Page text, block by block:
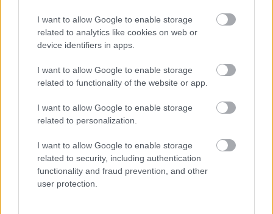
I want to allow Google to enable storage
related to analytics like cookies on web or
device identifiers in apps.
I want to allow Google to enable storage
related to functionality of the website or app.
I want to allow Google to enable storage
related to personalization.
I want to allow Google to enable storage
related to security, including authentication
functionality and fraud prevention, and other
user protection.
célból, hogy azokban prostituáltak végezhessenek
szexmunkát, akik naponta, készpénzben fizettek neki 12-15
ezer forint összegű…
TOVÁBB OLVASOM
Magyarország bűncselekmény kékfény, mtva,riporter
A köztévénél lesz csúcsvezető Kárász Róbert
2022.12.10. Tóth András
A Blikk információi